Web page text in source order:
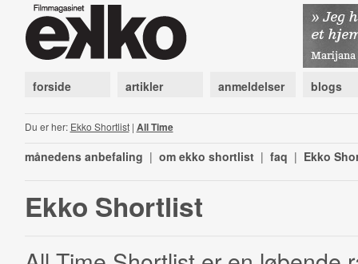
forside artikler anmeldelser blogs
Du er her: Ekko Shortlist| All Time
månedens anbefaling | om ekko shortlist | faq | Ekko
Ekko Shortlist